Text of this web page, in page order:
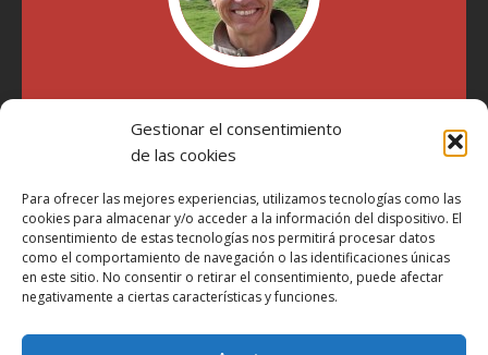
Gestionar el consentimiento
de las cookies
Para ofrecer las mejores experiencias, utilizamos tecnologías como las
cookies para almacenar y/o acceder a la información del dispositivo. El
consentimiento de estas tecnologías nos permitirá procesar datos
como el comportamiento de navegación o las identificaciones únicas
en este sitio. No consentir o retirar el consentimiento, puede afectar
negativamente a ciertas características y funciones.
"Soy Manel Hospido, nací en Valencia en 1969 y desde el
año 2007 he escrito sobre motos en distintos medios.
Millatrece.com es una apuesta por escribir sobre lo que me
participa"
Aviso Legal
Política de Privacidad